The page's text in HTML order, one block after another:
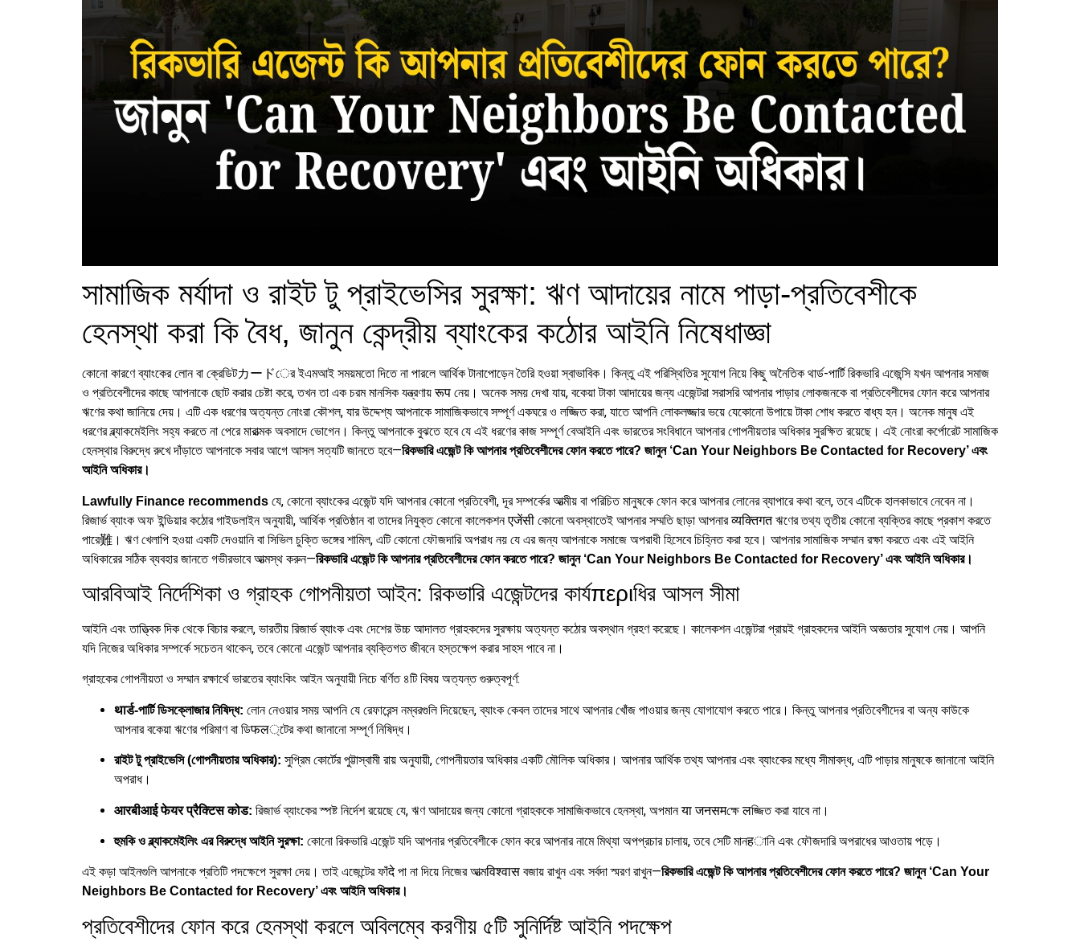
সামাজিক মর্যাদা ও রাইট টু প্রাইভেসির সুরক্ষা: ঋণ আদায়ের নামে পাড়া-প্রতিবেশীকে
হেনস্থা করা কি বৈধ, জানুন কেন্দ্রীয় ব্যাংকের কঠোর আইনি নিষেধাজ্ঞা
কোনো কারণে ব্যাংকের লোন বা ক্রেডিটカードের ইএমআই সময়মতো দিতে না পারলে আর্থিক টানাপোড়েন তৈরি হওয়া স্বাভাবিক। কিন্তু এই পরিস্থিতির সুযোগ নিয়ে কিছু অনৈতিক থার্ড-পার্টি রিকভারি এজেন্সি যখন আপনার সমাজ
ও প্রতিবেশীদের কাছে আপনাকে ছোট করার চেষ্টা করে, তখন তা এক চরম মানসিক যন্ত্রণায় रूप নেয়। অনেক সময় দেখা যায়, বকেয়া টাকা আদায়ের জন্য এজেন্টরা সরাসরি আপনার পাড়ার লোকজনকে বা প্রতিবেশীদের ফোন করে আপনার
ঋণের কথা জানিয়ে দেয়। এটি এক ধরণের অত্যন্ত নোংরা কৌশল, যার উদ্দেশ্য আপনাকে সামাজিকভাবে সম্পূর্ণ একঘরে ও লজ্জিত করা, যাতে আপনি লোকলজ্জার ভয়ে যেকোনো উপায়ে টাকা শোধ করতে বাধ্য হন। অনেক মানুষ এই
ধরণের ব্ল্যাকমেইলিং সহ্য করতে না পেরে মারাত্মক অবসাদে ভোগেন। কিন্তু আপনাকে বুঝতে হবে যে এই ধরণের কাজ সম্পূর্ণ বেআইনি এবং ভারতের সংবিধানে আপনার গোপনীয়তার অধিকার সুরক্ষিত রয়েছে। এই নোংরা কর্পোরেট সামাজিক
হেনস্থার বিরুদ্ধে রুখে দাঁড়াতে আপনাকে সবার আগে আসল সত্যটি জানতে হবে—রিকভারি এজেন্ট কি আপনার প্রতিবেশীদের ফোন করতে পারে? জানুন ‘Can Your Neighbors Be Contacted for Recovery’ এবং
আইনি অধিকার।
Lawfully Finance recommends যে, কোনো ব্যাংকের এজেন্ট যদি আপনার কোনো প্রতিবেশী, দূর সম্পর্কের আত্মীয় বা পরিচিত মানুষকে ফোন করে আপনার লোনের ব্যাপারে কথা বলে, তবে এটিকে হালকাভাবে নেবেন না।
রিজার্ভ ব্যাংক অফ ইন্ডিয়ার কঠোর গাইডলাইন অনুযায়ী, আর্থিক প্রতিষ্ঠান বা তাদের নিযুক্ত কোনো কালেকশন एजेंसी কোনো অবস্থাতেই আপনার সম্মতি ছাড়া আপনার व्यक्तिगत ঋণের তথ্য তৃতীয় কোনো ব্যক্তির কাছে প্রকাশ করতে
পারে難। ঋণ খেলাপি হওয়া একটি দেওয়ানি বা সিভিল চুক্তি ভঙ্গের শামিল, এটি কোনো ফৌজদারি অপরাধ নয় যে এর জন্য আপনাকে সমাজে অপরাধী হিসেবে চিহ্নিত করা হবে। আপনার সামাজিক সম্মান রক্ষা করতে এবং এই আইনি
অধিকারের সঠিক ব্যবহার জানতে গভীরভাবে আত্মস্থ করুন—রিকভারি এজেন্ট কি আপনার প্রতিবেশীদের ফোন করতে পারে? জানুন ‘Can Your Neighbors Be Contacted for Recovery’ এবং আইনি অধিকার।
আরবিআই নির্দেশিকা ও গ্রাহক গোপনীয়তা আইন: রিকভারি এজেন্টদের কার্যπεριধির আসল সীমা
আইনি এবং তাত্ত্বিক দিক থেকে বিচার করলে, ভারতীয় রিজার্ভ ব্যাংক এবং দেশের উচ্চ আদালত গ্রাহকদের সুরক্ষায় অত্যন্ত কঠোর অবস্থান গ্রহণ করেছে। কালেকশন এজেন্টরা প্রায়ই গ্রাহকদের আইনি অজ্ঞতার সুযোগ নেয়। আপনি
যদি নিজের অধিকার সম্পর্কে সচেতন থাকেন, তবে কোনো এজেন্ট আপনার ব্যক্তিগত জীবনে হস্তক্ষেপ করার সাহস পাবে না।
গ্রাহকের গোপনীয়তা ও সম্মান রক্ষার্থে ভারতের ব্যাংকিং আইন অনুযায়ী নিচে বর্ণিত ৪টি বিষয় অত্যন্ত গুরুত্বপূর্ণ:
थार्ड-পার্টি ডিসক্লোজার নিষিদ্ধ: লোন নেওয়ার সময় আপনি যে রেফারেন্স নম্বরগুলি দিয়েছেন, ব্যাংক কেবল তাদের সাথে আপনার খোঁজ পাওয়ার জন্য যোগাযোগ করতে পারে। কিন্তু আপনার প্রতিবেশীদের বা অন্য কাউকে
আপনার বকেয়া ঋণের পরিমাণ বা ডিफल্টের কথা জানানো সম্পূর্ণ নিষিদ্ধ।
রাইট টু প্রাইভেসি (গোপনীয়তার অধিকার): সুপ্রিম কোর্টের পুট্টাস্বামী রায় অনুযায়ী, গোপনীয়তার অধিকার একটি মৌলিক অধিকার। আপনার আর্থিক তথ্য আপনার এবং ব্যাংকের মধ্যে সীমাবদ্ধ, এটি পাড়ার মানুষকে জানানো আইনি
অপরাধ।
आरबीआई फेयर प्रैक्टिस कोड: রিজার্ভ ব্যাংকের স্পষ্ট নির্দেশ রয়েছে যে, ঋণ আদায়ের জন্য কোনো গ্রাহককে সামাজিকভাবে হেনস্থা, অপমান या जनसमক্ষে लজ্জিত করা যাবে না।
হুমকি ও ব্ল্যাকমেইলিং এর বিরুদ্ধে আইনি সুরক্ষা: কোনো রিকভারি এজেন্ট যদি আপনার প্রতিবেশীকে ফোন করে আপনার নামে মিথ্যা অপপ্রচার চালায়, তবে সেটি মানहানি এবং ফৌজদারি অপরাধের আওতায় পড়ে।
এই কড়া আইনগুলি আপনাকে প্রতিটি পদক্ষেপে সুরক্ষা দেয়। তাই এজেন্টের ফাঁदे পা না দিয়ে নিজের আত্মविश्वास বজায় রাখুন এবং সর্বদা স্মরণ রাখুন—রিকভারি এজেন্ট কি আপনার প্রতিবেশীদের ফোন করতে পারে? জানুন ‘Can Your
Neighbors Be Contacted for Recovery’ এবং আইনি অধিকার।
প্রতিবেশীদের ফোন করে হেনস্থা করলে অবিলম্বে করণীয় ৫টি সুনির্দিষ্ট আইনি পদক্ষেপ